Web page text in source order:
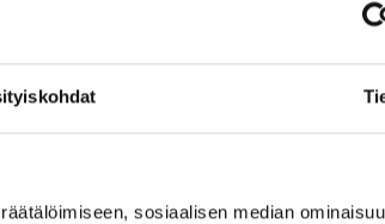
sosiaalisen median